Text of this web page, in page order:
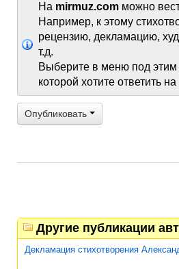
На mirmuz.com можно
Например, к этому
рецензию, декламацию,
т.д.
Выберите в меню под
которой хотите ответить на
Опубликовать
Другие публикации
Декламация стихотворения